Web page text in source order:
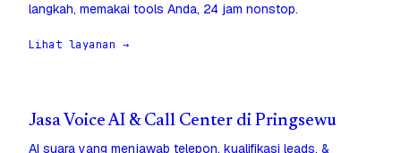
langkah, memakai tools Anda, 24 jam nonstop.
Lihat layanan →
Jasa Voice AI & Call Center di Pringsewu
AI suara yang menjawab telepon, kualifikasi leads, &